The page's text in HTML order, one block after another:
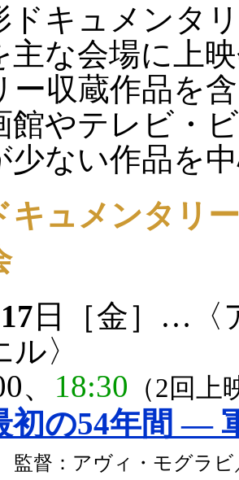
キュメンタ
主な会場に上
ー収蔵作品を
館やテレビ・
少ない作品を
キュメンタリ
17 日［金］…〈
〉
、 18:30 （2回上
初の54年間 ―
監督：アヴィ・モグラ